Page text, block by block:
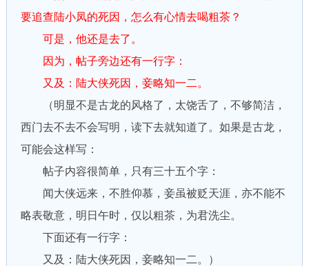
要追查陆小凤的死因，怎么有心情去喝粗茶？
可是，他还是去了。
因为，帖子旁边还有一行字：
又及：陆大侠死因，妾略知一二。
（明显不是古龙的风格了，太饶舌了，不够简洁，
西门去不去不会写明，读下去就知道了。如果是古龙，
可能会这样写：
帖子内容很简单，只有三十五个字：
闻大侠远来，不胜仰慕，妾虽被贬天涯，亦不能不
略表敬意，明日午时，仅以粗茶，为君洗尘。
下面还有一行字：
又及：陆大侠死因，妾略知一二。）